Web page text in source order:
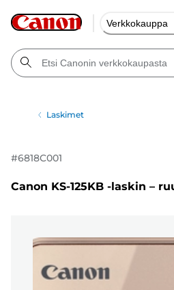
Verkkokauppa
Laskimet
#6818C001
Canon KS-125KB -laskin –